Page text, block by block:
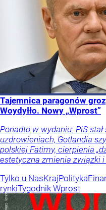
Tajemnica paragonów
Woydyłło. Nowy „Wprost”
Ponadto w wydaniu: PiS
uzdrowieniach, Gotlandia
polskiej Fatimy, cierpienia
estetyczna zmienia związki
Tylko u NasKrajPolityka
rynkiTygodnik Wprost